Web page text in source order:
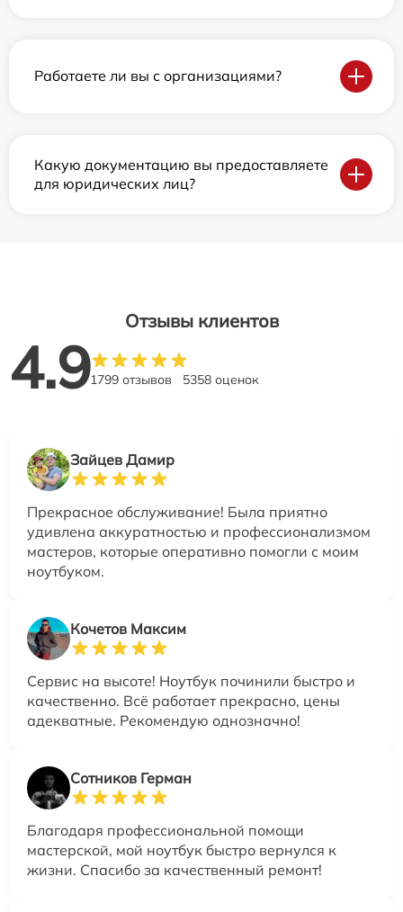
Работаете ли вы с организациями?
Какую документацию вы предоставляете
для юридических лиц?
Отзывы клиентов
4.91799 отзывов 5358 оценок
Зайцев Дамир
Прекрасное обслуживание! Была приятно
удивлена аккуратностью и профессионализмом
мастеров, которые оперативно помогли с моим
ноутбуком.
Кочетов Максим
Сервис на высоте! Ноутбук починили быстро и
качественно. Всё работает прекрасно, цены
адекватные. Рекомендую однозначно!
Сотников Герман
Благодаря профессиональной помощи
мастерской, мой ноутбук быстро вернулся к
жизни. Спасибо за качественный ремонт!